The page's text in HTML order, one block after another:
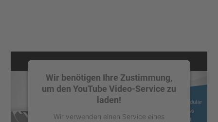
Wir benötigen Ihre Zustimmung,
um den YouTube Video-Service zu
laden!
Wir verwenden einen Service eines